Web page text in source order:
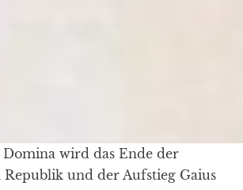
Republik und der Aufstieg Gaius